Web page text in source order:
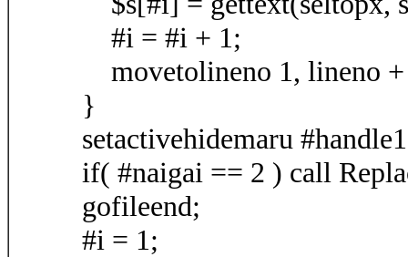
#i = #i + 1;
movetolineno 1, lineno
}
setactivehidemaru
if( #naigai == 2 ) call
gofileend;
#i = 1;